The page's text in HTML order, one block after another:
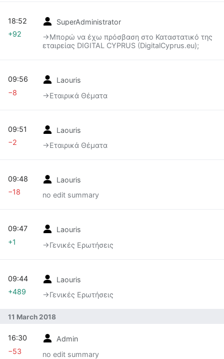
SuperAdministrator
→‎Μπορώ να έχω πρόσβαση στο Καταστατικό της
εταιρείας DIGITAL CYPRUS (DigitalCyprus.eu);
18:52
+92
Laouris
→‎Εταιρικά Θέματα
09:56
−8
Laouris
→‎Εταιρικά Θέματα
09:51
−2
Laouris
no edit summary
09:48
−18
Laouris
→‎Γενικές Ερωτήσεις
09:47
+1
Laouris
→‎Γενικές Ερωτήσεις
09:44
+489
11 March 2018
Admin
no edit summary
16:30
−53